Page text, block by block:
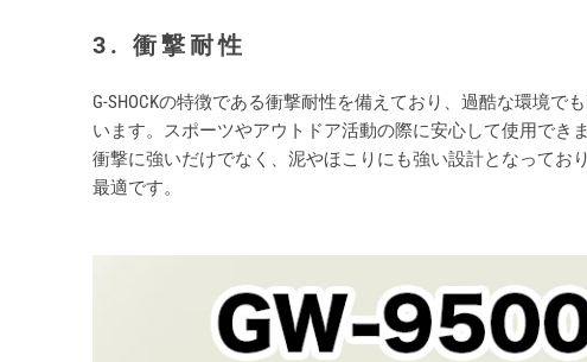
3. 衝撃耐性
G-SHOCKの特徴である衝撃耐性を備えており、過酷な環境で
います。スポーツやアウトドア活動の際に安心して使用できま
衝撃に強いだけでなく、泥やほこりにも強い設計となってお
最適です。